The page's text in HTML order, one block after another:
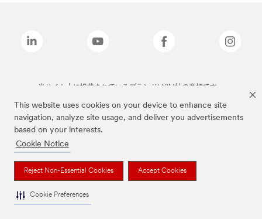
This website uses cookies on your device to enhance site
navigation, analyze site usage, and deliver you advertisements
based on your interests.
Cookie Notice
Reject Non-Essential Cookies Accept Cookies
Cookie Preferences
当サイト上に掲載されているブランドは3M社の商標です。